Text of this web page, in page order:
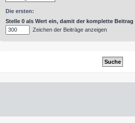
Die ersten:
Stelle 0 als Wert ein, damit der komplette
Zeichen der Beiträge anzeigen